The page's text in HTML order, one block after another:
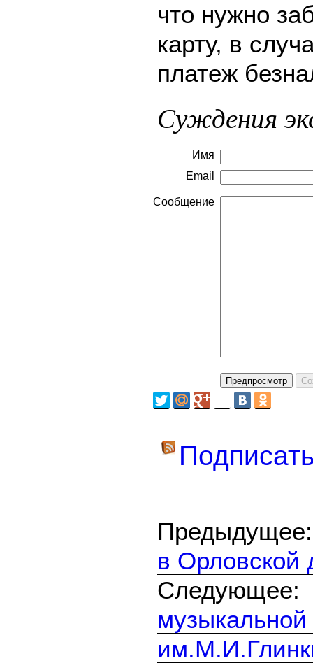
что нужно
карту, в
платеж
Суждения
Имя
Email
Сообщение
в Орловской